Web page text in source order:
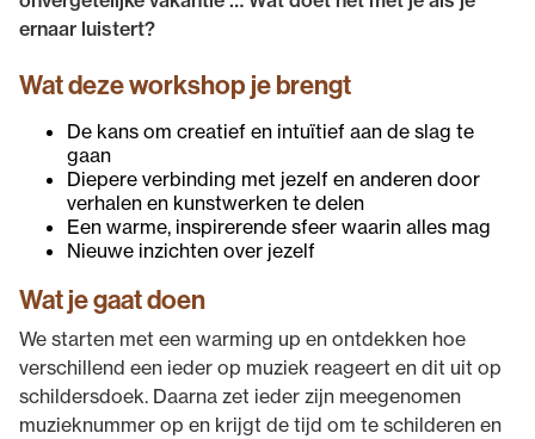
ernaar luistert?
Wat deze workshop je brengt
De kans om creatief en intuïtief aan de slag te
gaan
Diepere verbinding met jezelf en anderen door
verhalen en kunstwerken te delen
Een warme, inspirerende sfeer waarin alles mag
Nieuwe inzichten over jezelf
Wat je gaat doen
We starten met een warming up en ontdekken hoe
verschillend een ieder op muziek reageert en dit uit op
schildersdoek. Daarna zet ieder zijn meegenomen
muzieknummer op en krijgt de tijd om te schilderen en